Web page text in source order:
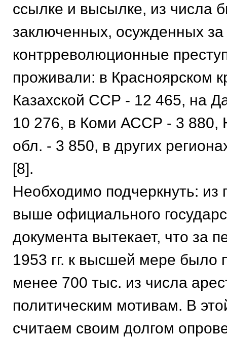
ссылке и высылке, из числа
заключенных, осужденных за
контрреволюционные
проживали: в Красноярском
Казахской ССР - 12 465, на
10 276, в Коми АССР - 3 880,
обл. - 3 850, в других
[8].
Необходимо подчеркнуть: из
выше официального
документа вытекает, что за
1953 гг. к высшей мере было
менее 700 тыс. из числа
политическим мотивам. В
считаем своим долгом